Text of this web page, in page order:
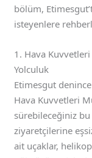
bölüm,
isteyenlere
1. Hava
Yolculuk
Etimesgut
Hava Kuvvetleri
sürebileceğiniz bu
ziyaretçilerine
ait uçaklar,